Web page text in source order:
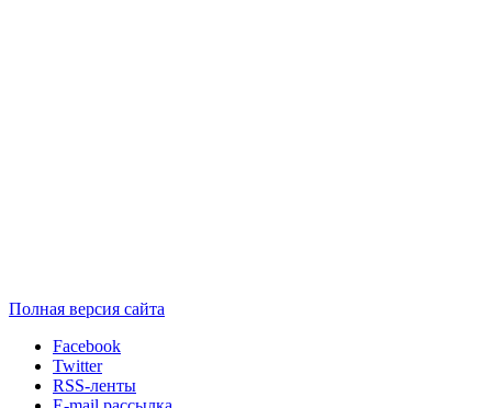
Полная версия сайта
Facebook
Twitter
RSS-ленты